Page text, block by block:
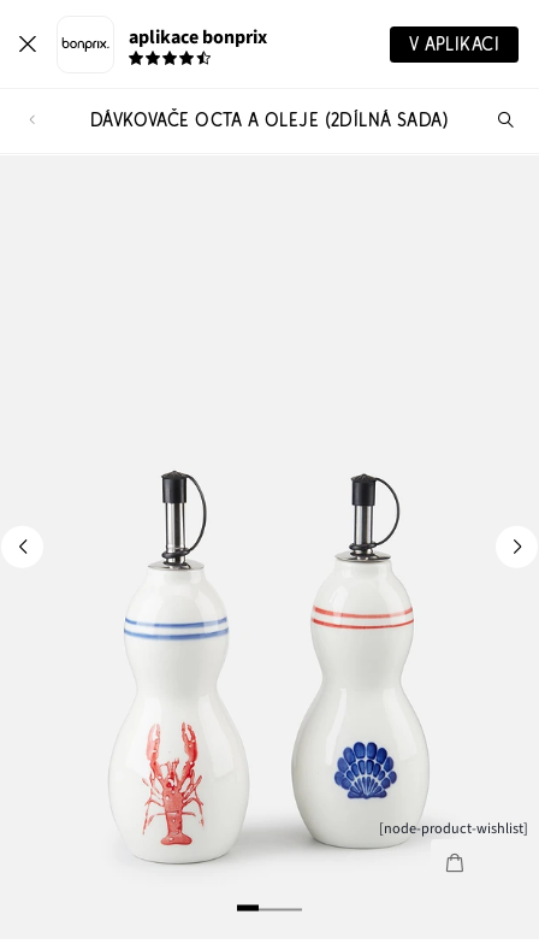
aplikace bonprix V APLIKACI
DÁVKOVAČE OCTA A OLEJE (2DÍLNÁ SADA)
[node-product-wishlist]